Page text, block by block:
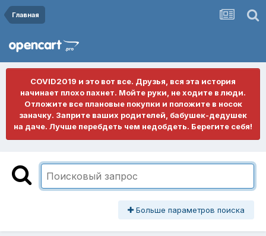
Главная
COVID2019 и это вот все. Друзья, вся эта история
начинает плохо пахнет. Мойте руки, не ходите в люди.
Отложите все плановые покупки и положите в носок
заначку. Заприте ваших родителей, бабушек-дедушек
на даче. Лучше перебдеть чем недобдеть. Берегите себя!
Больше параметров поиска